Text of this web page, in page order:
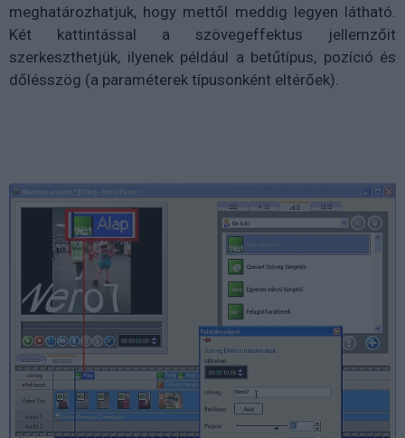
meghatározhatjuk, hogy mettől meddig legyen látható.
Két kattintással a szövegeffektus jellemzőit
szerkeszthetjük, ilyenek például a betűtípus, pozíció és
dőlésszög (a paraméterek típusonként eltérőek).